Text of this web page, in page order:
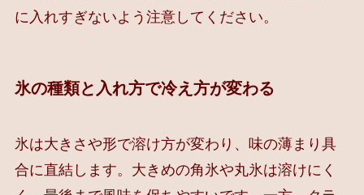
に入れすぎないよう注意してください。
氷の種類と入れ方で冷え方が変わる
氷は大きさや形で溶け方が変わり、味の薄まり具
合に直結します。大きめの角氷や丸氷は溶けにく